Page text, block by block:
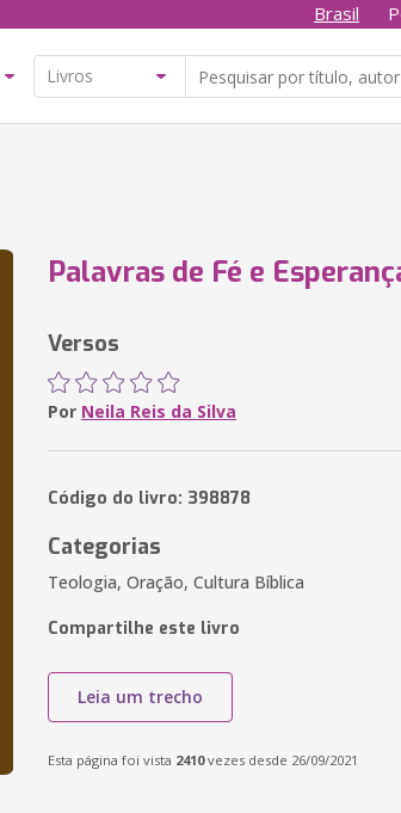
Brasil
Palavras de Fé e
Versos
Por Neila Reis da Silva
Código do livro: 398878
Categorias
Teologia, Oração, Cultura Bíblica
Compartilhe este livro
Leia um trecho
Esta página foi vista 2410vezes desde 26/09/2021